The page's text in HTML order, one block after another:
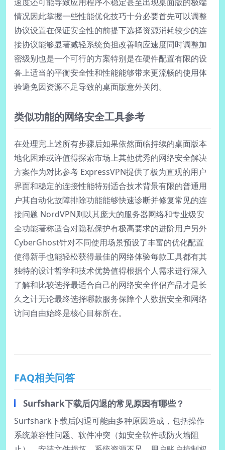
情况因此掌握一些性能优化技巧十分必要首先可以调整
协议设置在保证安全性的前提下选择资源消耗较少的连
接协议能够显著减轻系统负担改善响应速度同时调整加
密级别也是一个可行的方案特别是在硬件配置有限的设
备上适当的平衡安全性和性能能够带来更流畅的使用体
验避免因资源不足导致的桌面版意外关闭。
类似功能的网络安全工具参考
在处理完上述所有步骤后如果依然面临持续的桌面版本
地化困难或许值得探索市场上其他优秀的网络安全解决
方案作为对比参考 ExpressVPN提供了极为直观的用户
界面和稳定的连接性能特别适合技术背景有限的普通用
户其自动化故障排除功能能够快速诊断并修复常见的连
接问题 NordVPN则以其庞大的服务器网络和专业级安
全功能著称适合对隐私保护有极高要求的进阶用户另外
CyberGhost针对不同使用场景预设了丰富的优化配置
使得新手也能轻松获得最佳的网络体验每款工具都有其
独特的设计哲学和技术优势值得根据个人需求进行深入
了解和比较选择最适合自己的网络安全伴侣产品才是长
久之计无论最终选择哪款服务保障个人数据安全和网络
访问自由始终是核心目标所在。
FAQ相关问答
Surfshark下载后闪退的常见原因有哪些？
Surfshark下载后闪退可能由多种原因造成，包括操作
系统兼容性问题、软件冲突（如安全软件或防火墙阻